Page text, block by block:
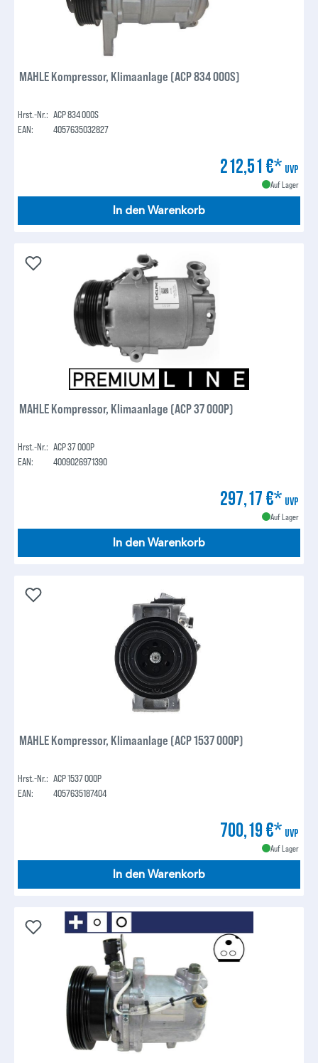
MAHLE Kompressor, Klimaanlage (ACP 834 000S)
Hrst.-Nr.: ACP 834 000S
EAN:
4057635032827
212,51 €* UVP
Auf Lager
In den Warenkorb
MAHLE Kompressor, Klimaanlage (ACP 37 000P)
Hrst.-Nr.: ACP 37 000P
EAN:
4009026971390
297,17 €* UVP
Auf Lager
In den Warenkorb
MAHLE Kompressor, Klimaanlage (ACP 1537 000P)
Hrst.-Nr.: ACP 1537 000P
EAN:
4057635187404
700,19 €* UVP
Auf Lager
In den Warenkorb